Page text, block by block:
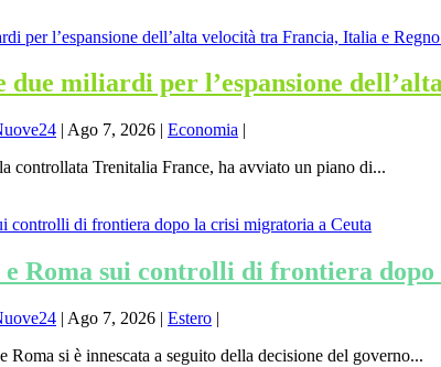
due miliardi per l’espansione
| Ago 7, 2026 | Economia |
controllata Trenitalia France, ha avviato un piano di...
Roma sui controlli di frontiera
| Ago 7, 2026 | Estero |
si è innescata a seguito della decisione del governo...